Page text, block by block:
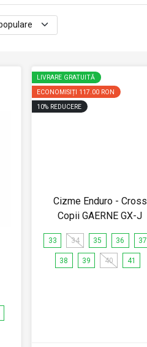
LIVRARE GRATUITĂ
ECONOMISIȚI 117.00 RON
10% REDUCERE
Cizme Enduro - Cross
Copii GAERNE GX-J
33 34 35 36 37
38 39 40 41